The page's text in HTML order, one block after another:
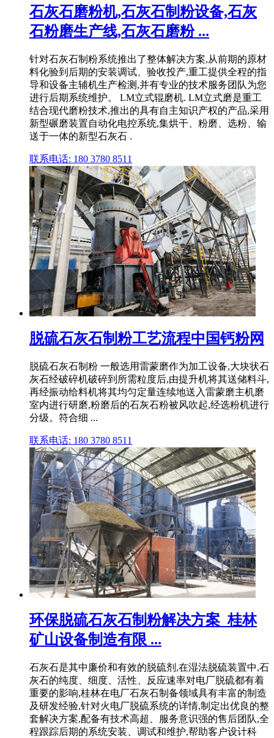
石灰石磨粉机,石灰石制粉设备,石灰
石粉磨生产线,石灰石磨粉 ...
针对石灰石制粉系统推出了整体解决方案,从前期的原材
料化验到后期的安装调试、验收投产,重工提供全程的指
导和设备主辅机生产检测,并有专业的技术服务团队为您
进行后期系统维护。 LM立式辊磨机. LM立式磨是重工
结合现代磨粉技术,推出的具有自主知识产权的产品,采用
新型碾磨装置自动化电控系统,集烘干、粉磨、选粉、输
送于一体的新型石灰石 .
联系电话: 180 3780 8511
脱硫石灰石制粉工艺流程中国钙粉网
脱硫石灰石制粉 一般选用雷蒙磨作为加工设备,大块状石
灰石经破碎机破碎到所需粒度后,由提升机将其送储料斗,
再经振动给料机将其均匀定量连续地送入雷蒙磨主机磨
室内进行研磨,粉磨后的石灰石粉被风吹起,经选粉机进行
分级。符合细 ...
联系电话: 180 3780 8511
环保脱硫石灰石制粉解决方案_桂林
矿山设备制造有限 ...
石灰石是其中廉价和有效的脱硫剂,在湿法脱硫装置中,石
灰石的纯度、细度、活性、反应速率对电厂脱硫都有着
重要的影响,桂林在电厂石灰石制备领域具有丰富的制造
及研发经验,针对火电厂脱硫系统的详情,制定出优良的整
套解决方案,配备有技术高超、服务意识强的售后团队,全
程跟踪后期的系统安装、调试和维护,帮助客户设计科